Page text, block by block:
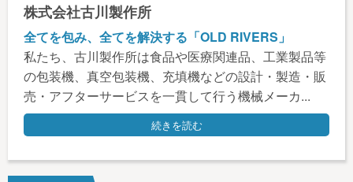
株式会社古川製作所
全てを包み、全てを解決する「OLD RIVERS」
私たち、古川製作所は食品や医療関連品、工業製品等
の包装機、真空包装機、充填機などの設計・製造・販
売・アフターサービスを一貫して行う機械メーカ...
続きを読む